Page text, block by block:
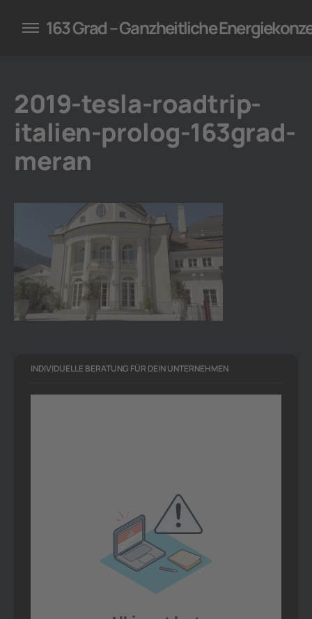
für Unternehmen
163 Grad – Ganzheitliche
2019-tesla-roadtrip-
italien-prolog-163grad-
meran
INDIVIDUELLE BERATUNG FÜR DEIN UNTERNEHMEN